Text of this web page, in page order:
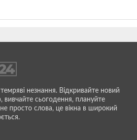
незнання. Відкривайте новий
сьогодення, плануйте
просто слова, це вікна в широкий